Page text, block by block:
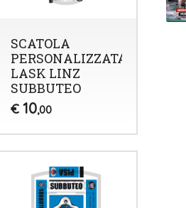
SCATOLA
PERSONALIZZATA
LASK LINZ
SUBBUTEO
€ 10,00